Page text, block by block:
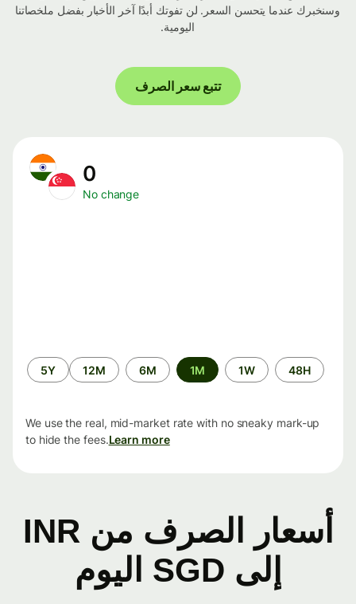
وسنخبرك عندما يتحسن السعر. لن تفوتك أبدًا آخر الأخبار بفضل ملخصاتنا
اليومية.
تتبع سعر الصرف
No change
الفترة
الزمنية
48H
1W
1M
6M
12M
5Y
We use the real, mid-market rate with no sneaky mark-up
to hide the fees.Learn more
أسعار الصرف من INR
إلى SGD اليوم